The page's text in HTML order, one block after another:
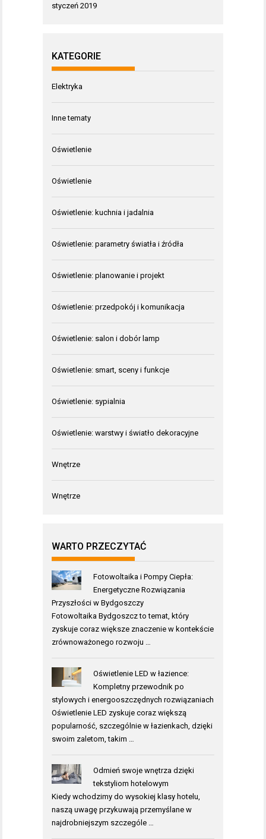
styczeń 2019
KATEGORIE
Elektryka
Inne tematy
Oświetlenie
Oświetlenie
Oświetlenie: kuchnia i jadalnia
Oświetlenie: parametry światła i źródła
Oświetlenie: planowanie i projekt
Oświetlenie: przedpokój i komunikacja
Oświetlenie: salon i dobór lamp
Oświetlenie: smart, sceny i funkcje
Oświetlenie: sypialnia
Oświetlenie: warstwy i światło dekoracyjne
Wnętrze
Wnętrze
WARTO PRZECZYTAĆ
Fotowoltaika i Pompy Ciepła:
Energetyczne Rozwiązania
Przyszłości w Bydgoszczy
Fotowoltaika Bydgoszcz to temat, który
zyskuje coraz większe znaczenie w kontekście
zrównoważonego rozwoju …
Oświetlenie LED w łazience:
Kompletny przewodnik po
stylowych i energooszczędnych rozwiązaniach
Oświetlenie LED zyskuje coraz większą
popularność, szczególnie w łazienkach, dzięki
swoim zaletom, takim …
Odmień swoje wnętrza dzięki
tekstyliom hotelowym
Kiedy wchodzimy do wysokiej klasy hotelu,
naszą uwagę przykuwają przemyślane w
najdrobniejszym szczególe …